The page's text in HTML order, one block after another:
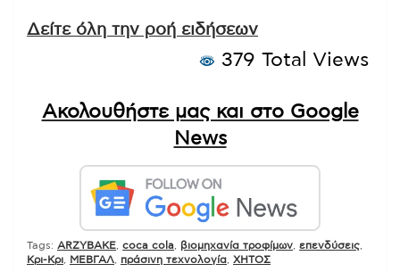
Δείτε όλη την ροή ειδήσεων
379 Total Views
Ακολουθήστε μας και στο Google
News
Tags: ARZYBAKE coca cola βιομηχανία τροφίμων επενδύσεις
Κρι-Κρι
ΜΕΒΓΑΛ πράσινη τεχνολογία ΧΗΤΟΣ